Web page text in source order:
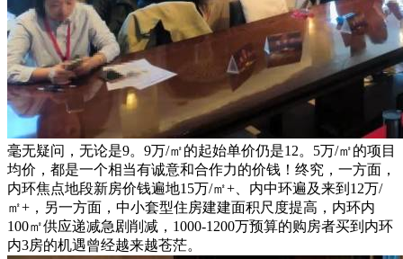
毫无疑问，无论是9。9万/㎡的起始单价仍是12。5万/㎡的项目
均价，都是一个相当有诚意和合作力的价钱！终究，一方面，
内环焦点地段新房价钱遍地15万/㎡+、内中环遍及来到12万/
㎡+，另一方面，中小套型住房建建面积尺度提高，内环内
100㎡供应递减急剧削减，1000-1200万预算的购房者买到内环
内3房的机遇曾经越来越苍茫。